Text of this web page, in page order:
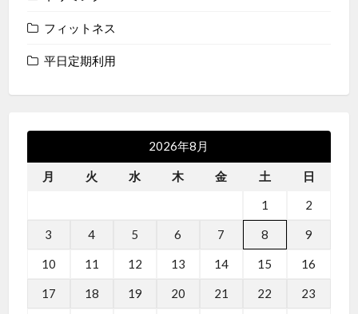
フィットネス
平日定期利用
2026年8月
月 火 水 木 金 土 日
1 2
3 4 5 6 7 8 9
10 11 12 13 14 15 16
17 18 19 20 21 22 23